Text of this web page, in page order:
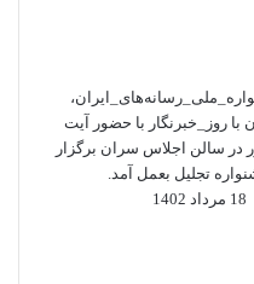
،
روز_خبرنگار با حضور آیت
در سالن اجلاس سران برگزار
تجلیل بعمل آمد.
Send
18 مرداد 1402